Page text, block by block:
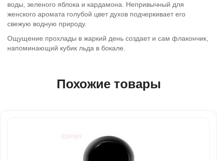
воды, зеленого яблока и кардамона. Непривычный для
женского аромата голубой цвет духов подчеркивает его
свежую водную природу.
Ощущение прохлады в жаркий день создает и сам флакончик,
напоминающий кубик льда в бокале.
Похожие товары